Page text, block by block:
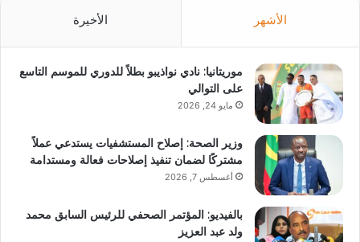
الأشهر الأخيرة
موريتانيا: نادي نواذيبو بطلاً للدوري للموسم التاسع
على التوالي
مايو 24, 2026
وزير الصحة: إصلاح المستشفيات يستدعي عملاً
مشتركًا لضمان تنفيذ إصلاحات فعالة ومستدامة
أغسطس 7, 2026
بالفيديو: المؤتمر الصحفي للرئيس السابق محمد
ولد عبد العزيز